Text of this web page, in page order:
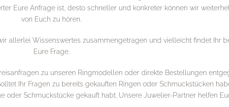
Eure Anfrage ist, desto schneller und konkreter können wir
von Euch zu hören.
allerlei Wissenswertes zusammengetragen und vielleicht findet Ihr
Eure Frage.
zu unseren Ringmodellen oder direkte Bestellungen
Ihr Fragen zu bereits gekauften Ringen oder Schmuckstücken
oder Schmuckstücke gekauft habt. Unsere Juwelier-Partner helfen